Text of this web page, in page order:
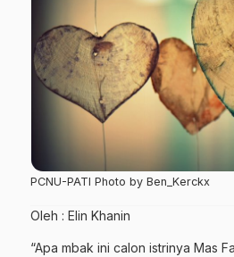
PCNU-PATI Photo by Ben_Kerckx
Oleh : Elin Khanin
“Apa mbak ini calon istrinya Mas